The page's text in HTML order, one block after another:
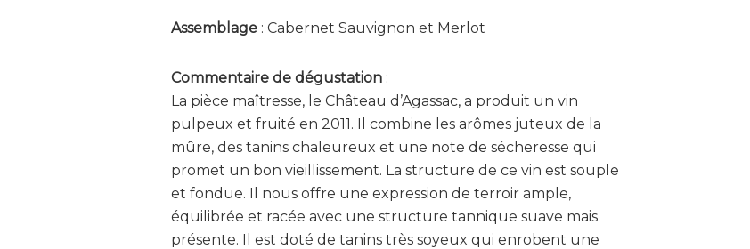
initial
22,00 €.
actuel
14,30 €.
Assemblage: Cabernet Sauvignon et Merlot
Commentaire de dégustation:
La pièce maîtresse, le Château d’Agassac, a produit un vin
pulpeux et fruité en 2011. Il combine les arômes juteux de la
mûre, des tanins chaleureux et une note de sécheresse qui
promet un bon vieillissement. La structure de ce vin est souple
et fondue. Il nous offre une expression de terroir ample,
équilibrée et racée avec une structure tannique suave mais
présente. Il est doté de tanins très soyeux qui enrobent une